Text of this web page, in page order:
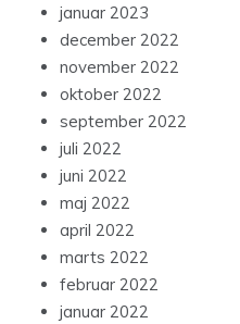
januar 2023
december 2022
november 2022
oktober 2022
september 2022
juli 2022
juni 2022
maj 2022
april 2022
marts 2022
februar 2022
januar 2022